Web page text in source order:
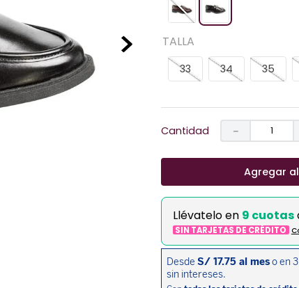
TALLA
33 34 35
Cantidad －
Agregar
Llévatelo en 9 cuotas
SIN TARJETAS DE CRÉDITO